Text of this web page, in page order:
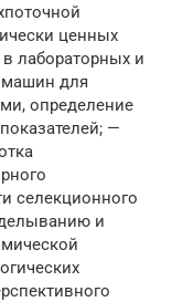
ценных
лабораторных и
машин для
определение
—
селекционного
и